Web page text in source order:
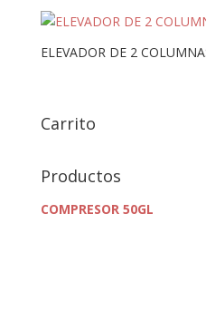
ELEVADOR DE 2
Carrito
Productos
COMPRESOR 50GL